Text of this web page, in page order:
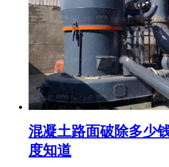
混凝土路面破除多少
度知道